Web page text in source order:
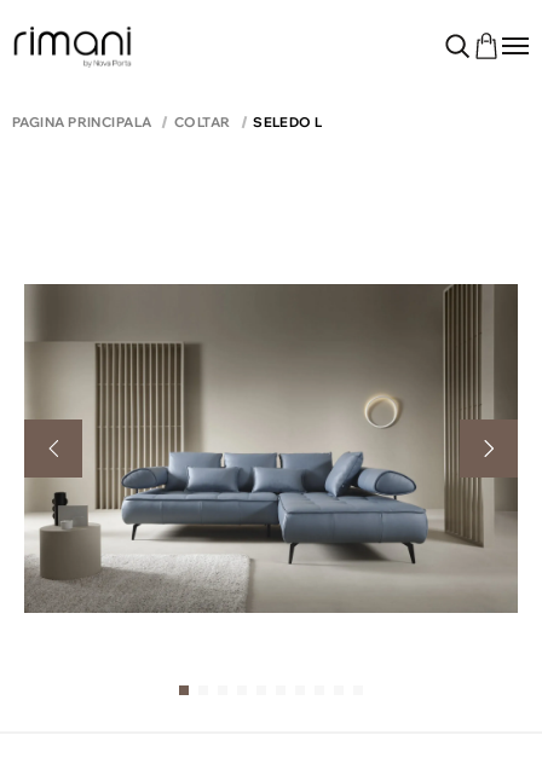
PAGINA PRINCIPALĂ COLTAR SELEDO L